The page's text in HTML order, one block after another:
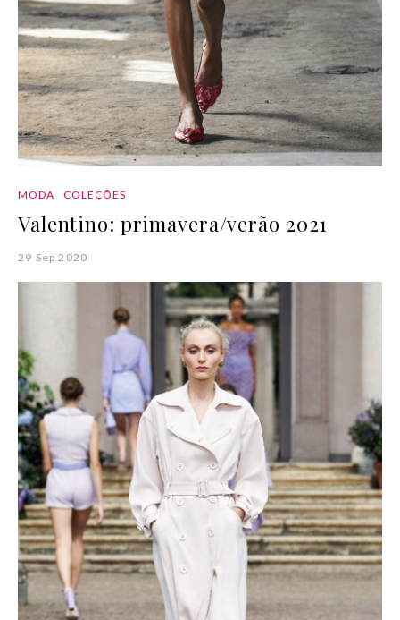
MODA COLEÇÕES
Valentino: primavera/verão 2021
29 Sep 2020